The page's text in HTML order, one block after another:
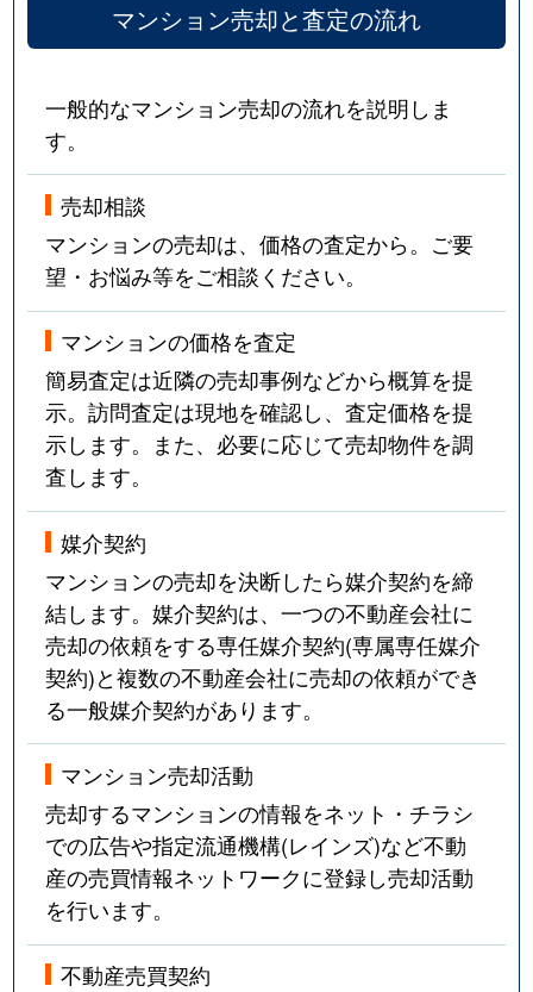
マンション売却と査定の流れ
一般的なマンション売却の流れを説明しま
す。
売却相談
マンションの売却は、価格の査定から。ご要
望・お悩み等をご相談ください。
マンションの価格を査定
簡易査定は近隣の売却事例などから概算を提
示。訪問査定は現地を確認し、査定価格を提
示します。また、必要に応じて売却物件を調
査します。
媒介契約
マンションの売却を決断したら媒介契約を締
結します。媒介契約は、一つの不動産会社に
売却の依頼をする専任媒介契約(専属専任媒介
契約)と複数の不動産会社に売却の依頼ができ
る一般媒介契約があります。
マンション売却活動
売却するマンションの情報をネット・チラシ
での広告や指定流通機構(レインズ)など不動
産の売買情報ネットワークに登録し売却活動
を行います。
不動産売買契約